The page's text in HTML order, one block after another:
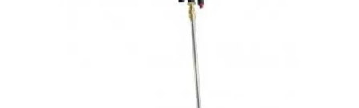
会員登録